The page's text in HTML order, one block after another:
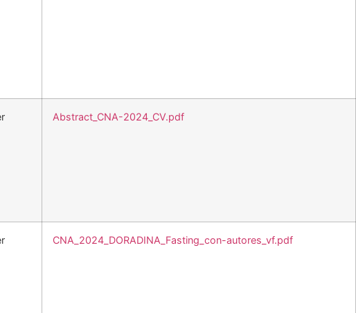
Abstract_CNA-2024_CV.pdf
CNA_2024_DORADINA_Fasting_con-autores_vf.pdf